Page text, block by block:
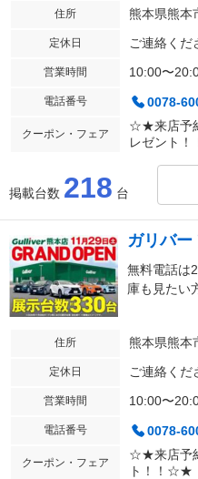
住所 熊本県熊本
定休日 ご連絡く
営業時間 10:00〜
電話番号 0078-
クーポン・フェア
☆★来店予
レゼント
掲載台数 218 台
ガリバー
無料電話は
庫も見たい
住所 熊本県熊本
定休日 ご連絡く
営業時間 10:00〜
電話番号 0078-
クーポン・フェア
☆★来店予
ト！！☆★